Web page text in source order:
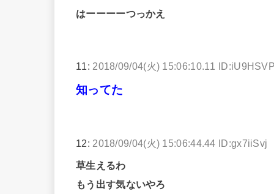
はーーーーつっかえ
11: 2018/09/04(火) 15:06:10.11
知ってた
12: 2018/09/04(火) 15:06:44.44 ID:gx7iiSvj
草生えるわ
もう出す気ないやろ